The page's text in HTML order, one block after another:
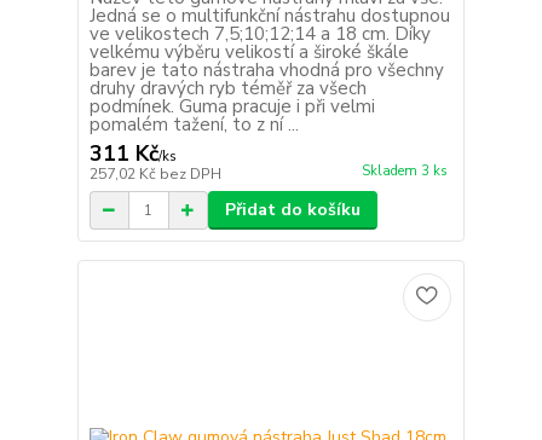
Jedná se o multifunkční nástrahu dostupnou
ve velikostech 7,5;10;12;14 a 18 cm. Díky
velkému výběru velikostí a široké škále
barev je tato nástraha vhodná pro všechny
druhy dravých ryb téměř za všech
podmínek. Guma pracuje i při velmi
pomalém tažení, to z ní ...
311 Kč/ks
257,02 Kč bez DPH Skladem 3 ks
Přidat do košíku